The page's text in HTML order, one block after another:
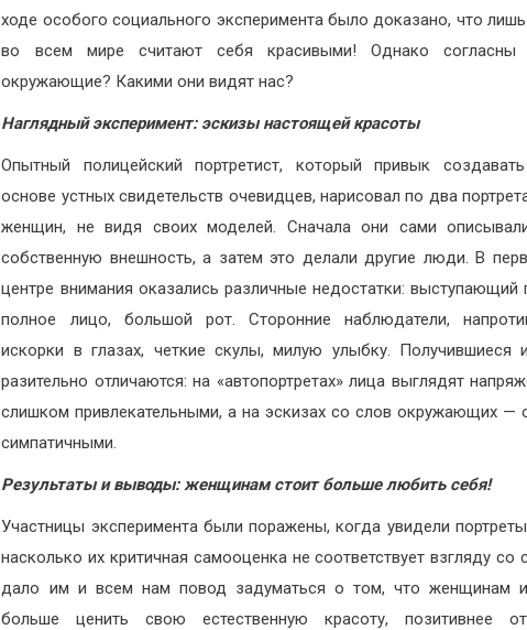
ходе особого социального эксперимента было доказано, что
во всем мире считают себя красивыми! Однако
окружающие? Какими они видят нас?
Наглядный эксперимент: эскизы настоящей красоты
Опытный полицейский портретист, который привык
основе устных свидетельств очевидцев, нарисовал по два
женщин, не видя своих моделей. Сначала они сами
собственную внешность, а затем это делали другие люди. В
центре внимания оказались различные недостатки: выступающий
полное лицо, большой рот. Сторонние наблюдатели,
искорки в глазах, четкие скулы, милую улыбку. Получившиеся
разительно отличаются: на «автопортретах» лица выглядят
слишком привлекательными, а на эскизах со слов окружающих —
симпатичными.
Результаты и выводы: женщинам стоит больше любить себя!
Участницы эксперимента были поражены, когда увидели
насколько их критичная самооценка не соответствует взгляду со
дало им и всем нам повод задуматься о том, что женщинам
больше ценить свою естественную красоту, позитивнее